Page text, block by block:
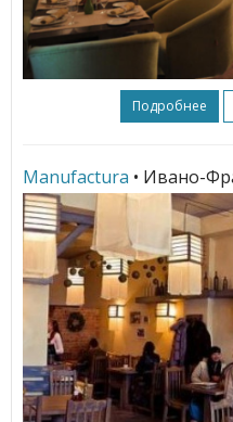
Подробнее
Manufactura • Ивано-